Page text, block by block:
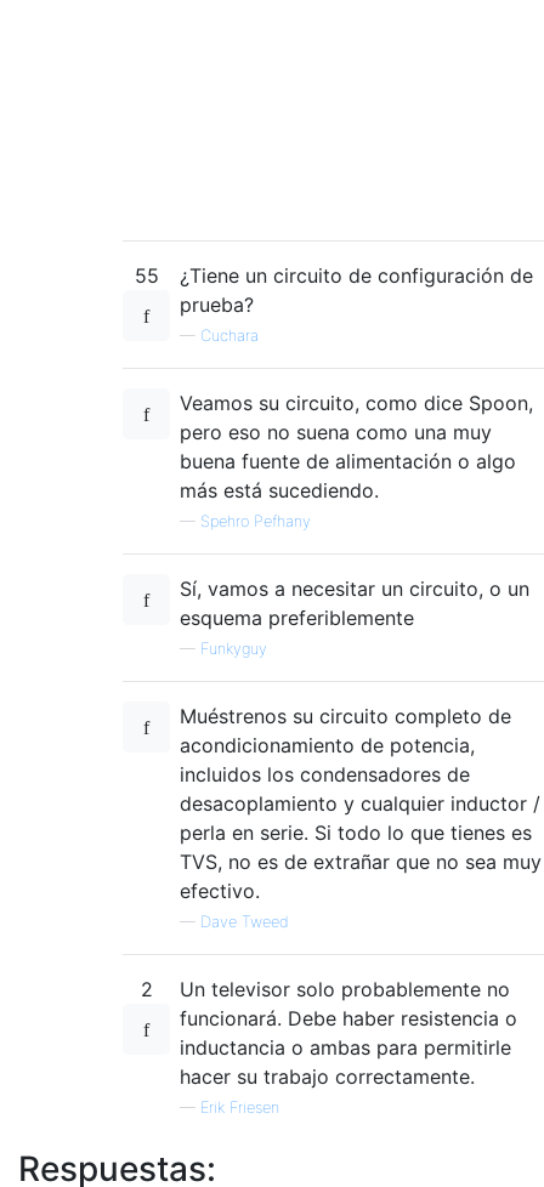
55
¿Tiene un circuito de configuración de
prueba?
— Cuchara
Veamos su circuito, como dice Spoon,
pero eso no suena como una muy
buena fuente de alimentación o algo
más está sucediendo.
— Spehro Pefhany
Sí, vamos a necesitar un circuito, o un
esquema preferiblemente
— Funkyguy
Muéstrenos su circuito completo de
acondicionamiento de potencia,
incluidos los condensadores de
desacoplamiento y cualquier inductor /
perla en serie. Si todo lo que tienes es
TVS, no es de extrañar que no sea muy
efectivo.
— Dave Tweed
2
Un televisor solo probablemente no
funcionará. Debe haber resistencia o
inductancia o ambas para permitirle
hacer su trabajo correctamente.
— Erik Friesen
Respuestas: